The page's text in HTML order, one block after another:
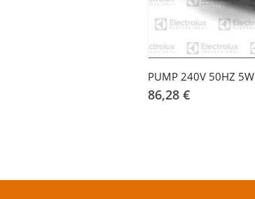
PUMP 240V 50HZ 5W
86,28 €